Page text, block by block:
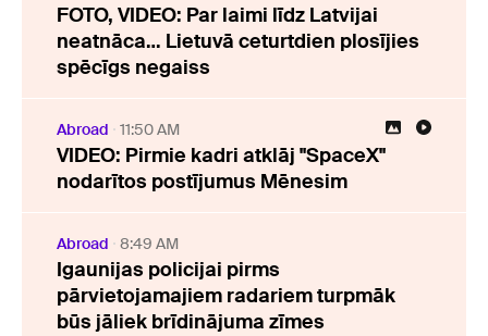
FOTO, VIDEO: Par laimi līdz Latvijai
neatnāca… Lietuvā ceturtdien plosījies
spēcīgs negaiss
Abroad 11:50 AM
VIDEO: Pirmie kadri atklāj "SpaceX"
nodarītos postījumus Mēnesim
Abroad 8:49 AM
Igaunijas policijai pirms
pārvietojamajiem radariem turpmāk
būs jāliek brīdinājuma zīmes